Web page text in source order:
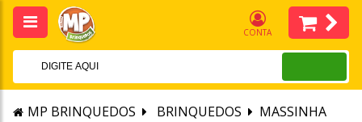
CONTA
MP BRINQUEDOS BRINQUEDOS MASSINHA